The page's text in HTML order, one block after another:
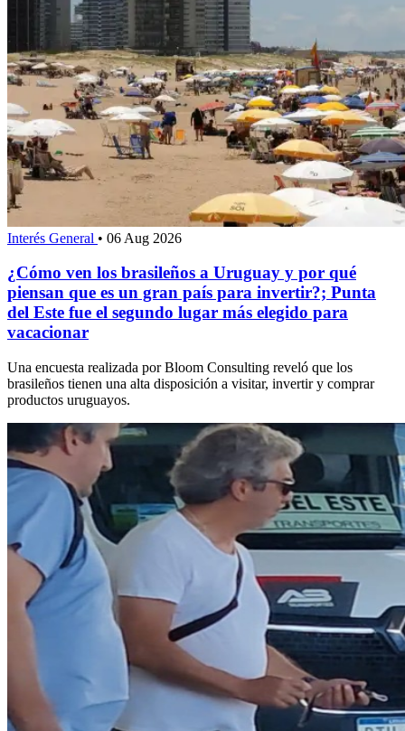
Interés General • 06 Aug 2026
¿Cómo ven los brasileños a Uruguay y por qué
piensan que es un gran país para invertir?; Punta
del Este fue el segundo lugar más elegido para
vacacionar
Una encuesta realizada por Bloom Consulting reveló que los
brasileños tienen una alta disposición a visitar, invertir y comprar
productos uruguayos.